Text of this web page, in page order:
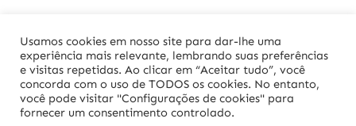
Quero começar agora
Usamos cookies em nosso site para dar-lhe uma
experiência mais relevante, lembrando suas preferências
e visitas repetidas. Ao clicar em “Aceitar tudo”, você
concorda com o uso de TODOS os cookies. No entanto,
você pode visitar "Configurações de cookies" para
fornecer um consentimento controlado.